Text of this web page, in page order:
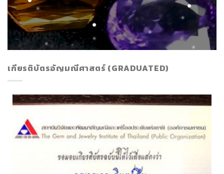
เกียรติบัตรอัญมณีศาสตร์ (GRADUATED)